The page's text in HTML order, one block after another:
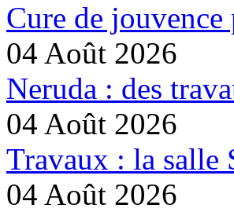
Cure de
04 Août 2026
Neruda : des
04 Août 2026
Travaux : la salle
04 Août 2026